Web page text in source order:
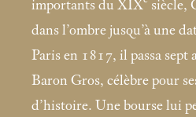
importants du XIX siècle,
dans l’ombre jusqu’à une
Paris en 1817, il passa sept
Baron Gros, célèbre pour
d’histoire. Une bourse lui